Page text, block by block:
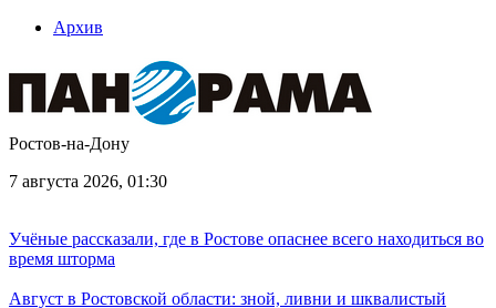
Архив
Ростов-на-Дону
7 августа 2026, 01:30
Учёные рассказали, где в Ростове опаснее всего находиться во
время шторма
Август в Ростовской области: зной, ливни и шквалистый